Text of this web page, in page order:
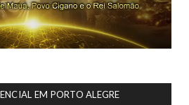
EM PORTO ALEGRE